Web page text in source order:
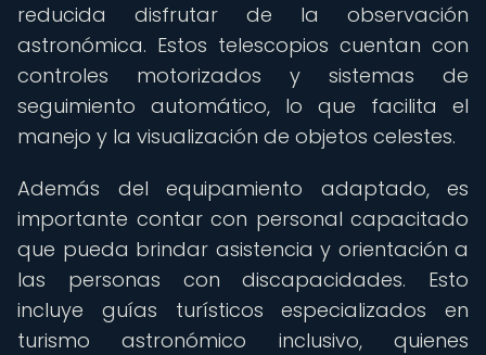
reducida disfrutar de la observación
astronómica. Estos telescopios cuentan con
controles motorizados y sistemas de
seguimiento automático, lo que facilita el
manejo y la visualización de objetos celestes.
Además del equipamiento adaptado, es
importante contar con personal capacitado
que pueda brindar asistencia y orientación a
las personas con discapacidades. Esto
incluye guías turísticos especializados en
turismo astronómico inclusivo, quienes